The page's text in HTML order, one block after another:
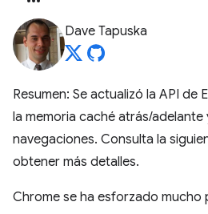
Dave Tapuska
Resumen: Se actualizó la API de
la memoria caché atrás/
navegaciones. Consulta la
obtener más detalles.
Chrome se ha esforzado mucho